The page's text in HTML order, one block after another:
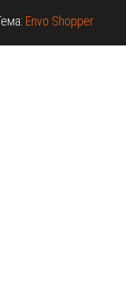
Envo Shopper